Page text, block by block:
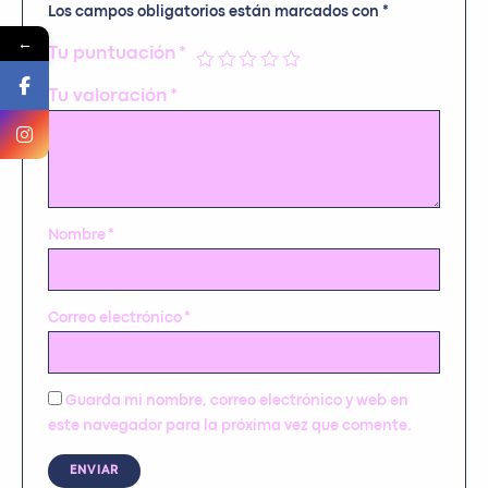
Los campos obligatorios están marcados con *
Tu puntuación *
Tu valoración *
Nombre *
Correo electrónico *
Guarda mi nombre, correo electrónico y web en
este navegador para la próxima vez que comente.
←